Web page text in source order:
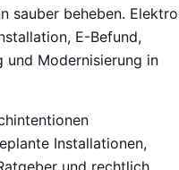
sauber beheben. Elektro
E-Befund,
und Modernisierung in
Installationen,
und rechtlich